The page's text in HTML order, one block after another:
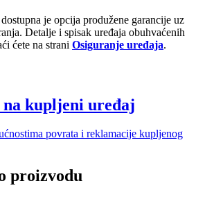
je opcija produžene garancije uz
Detalje i spisak uređaja obuhvaćenih
ćete na strani Osiguranje uređaja.
kupljeni uređaj
povrata i reklamacije kupljenog
proizvodu